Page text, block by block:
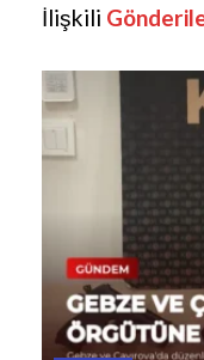
İlişkili